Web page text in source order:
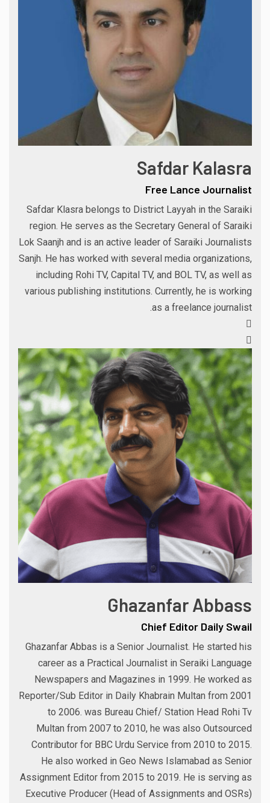
Safdar Kalasra
Free Lance Journalist
Safdar Klasra belongs to District Layyah in the Saraiki
region. He serves as the Secretary General of Saraiki
Lok Saanjh and is an active leader of Saraiki Journalists
Sanjh. He has worked with several media organizations,
including Rohi TV, Capital TV, and BOL TV, as well as
various publishing institutions. Currently, he is working
as a freelance journalist.
Ghazanfar Abbass
Chief Editor Daily Swail
Ghazanfar Abbas is a Senior Journalist. He started his
career as a Practical Journalist in Seraiki Language
Newspapers and Magazines in 1999. He worked as
Reporter/Sub Editor in Daily Khabrain Multan from 2001
to 2006. was Bureau Chief/ Station Head Rohi Tv
Multan from 2007 to 2010, he was also Outsourced
Contributor for BBC Urdu Service from 2010 to 2015.
He also worked in Geo News Islamabad as Senior
Assignment Editor from 2015 to 2019. He is serving as
Executive Producer (Head of Assignments and OSRs)